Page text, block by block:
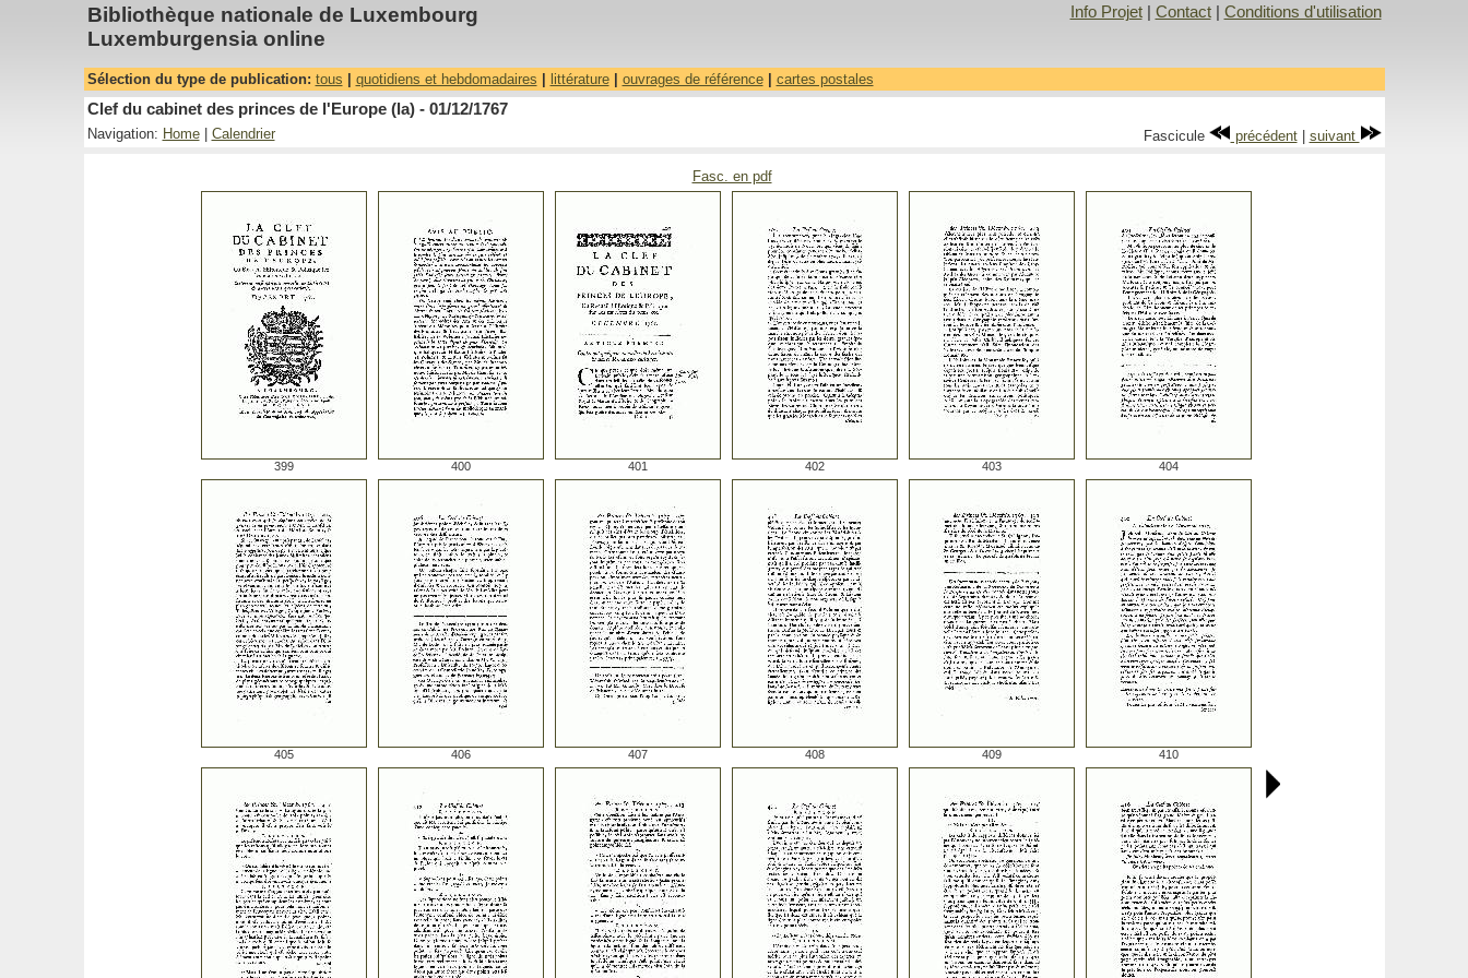
Bibliothèque nationale de Luxembourg
Luxemburgensia online
Info Projet| Contact| Conditions d'utilisation
Sélection du type de publication: tous quotidiens et hebdomadaires littérature| ouvrages de référence| cartes postales
Clef du cabinet des princes de l'Europe (la) - 01/12/1767
Navigation: Home| Calendrier Fascicule précédent| suivant
Fasc. en pdf
399 400 401 402 403 404
405 406 407 408 409 410